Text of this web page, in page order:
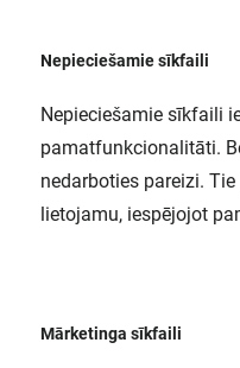
Sākums/Blogs
Nepieciešamie sīkfaili
Nepieciešamie sīkfaili
pamatfunkcionalitāti.
nedarboties pareizi.
lietojamu, iespējojot
Mārketinga sīkfaili